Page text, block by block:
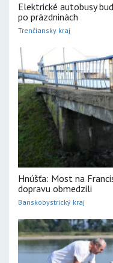
Elektrické autobusy
po prázdninách
Trenčiansky kraj
Hnúšťa: Most na
dopravu obmedzili
Banskobystrický kraj